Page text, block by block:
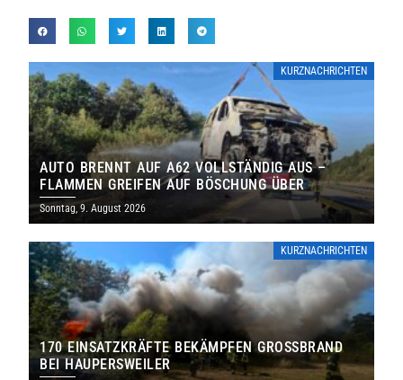
KURZNACHRICHTEN
AUTO BRENNT AUF A62 VOLLSTÄNDIG AUS –
FLAMMEN GREIFEN AUF BÖSCHUNG ÜBER
Sonntag, 9. August 2026
KURZNACHRICHTEN
170 EINSATZKRÄFTE BEKÄMPFEN GROSSBRAND B
EI HAUPERSWEILER